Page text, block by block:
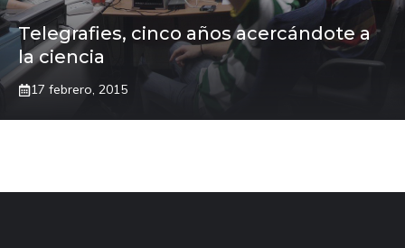
Telegrafies, cinco años acercándote a
la ciencia
17 febrero, 2015